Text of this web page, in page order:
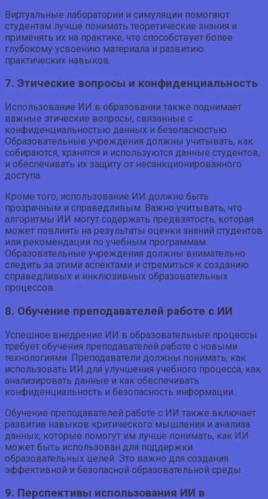
Виртуальные лаборатории и симуляции помогают
студентам лучше понимать теоретические знания и
применять их на практике, что способствует более
глубокому усвоению материала и развитию
практических навыков.
7. Этические вопросы и конфиденциальность
Использование ИИ в образовании также поднимает
важные этические вопросы, связанные с
конфиденциальностью данных и безопасностью.
Образовательные учреждения должны учитывать, как
собираются, хранятся и используются данные студентов,
и обеспечивать их защиту от несанкционированного
доступа.
Кроме того, использование ИИ должно быть
прозрачным и справедливым. Важно учитывать, что
алгоритмы ИИ могут содержать предвзятость, которая
может повлиять на результаты оценки знаний студентов
или рекомендации по учебным программам.
Образовательные учреждения должны внимательно
следить за этими аспектами и стремиться к созданию
справедливых и инклюзивных образовательных
процессов.
8. Обучение преподавателей работе с ИИ
Успешное внедрение ИИ в образовательные процессы
требует обучения преподавателей работе с новыми
технологиями. Преподаватели должны понимать, как
использовать ИИ для улучшения учебного процесса, как
анализировать данные и как обеспечивать
конфиденциальность и безопасность информации.
Обучение преподавателей работе с ИИ также включает
развитие навыков критического мышления и анализа
данных, которые помогут им лучше понимать, как ИИ
может быть использован для поддержки
образовательных целей. Это важно для создания
эффективной и безопасной образовательной среды.
9. Перспективы использования ИИ в